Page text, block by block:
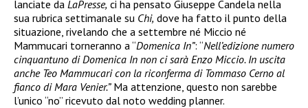
lanciate da LaPresse, ci ha pensato Giuseppe Candela nella
sua rubrica settimanale su Chi, dove ha fatto il punto della
situazione, rivelando che a settembre né Miccio né
Mammucari torneranno a “Domenica In”: “Nell’edizione numero
cinquantuno di Domenica In non ci sarà Enzo Miccio. In uscita
anche Teo Mammucari con la riconferma di Tommaso Cerno al
fianco di Mara Venier.”Ma attenzione, questo non sarebbe
l’unico “no” ricevuto dal noto wedding planner.